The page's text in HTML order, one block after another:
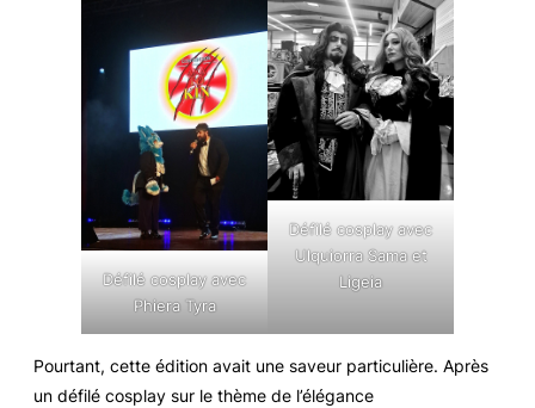
Défilé cosplay avec
Phiera Tyra
Défilé cosplay avec
Ulquiorra Sama et
Ligeia
Pourtant, cette édition avait une saveur particulière. Après
un défilé cosplay sur le thème de l’élégance